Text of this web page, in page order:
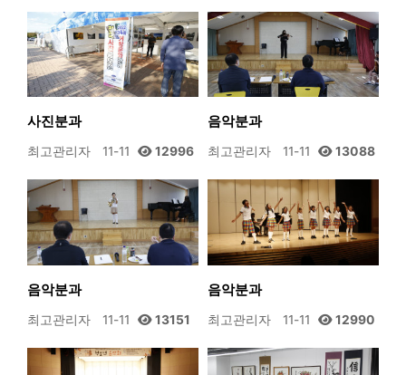
사진분과
최고관리자 11-11 12996
음악분과
최고관리자 11-11 13088
음악분과
최고관리자 11-11 13151
음악분과
최고관리자 11-11 12990